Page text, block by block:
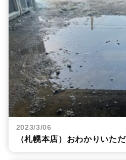
2023/3/06
（札幌本店）おわかりいた